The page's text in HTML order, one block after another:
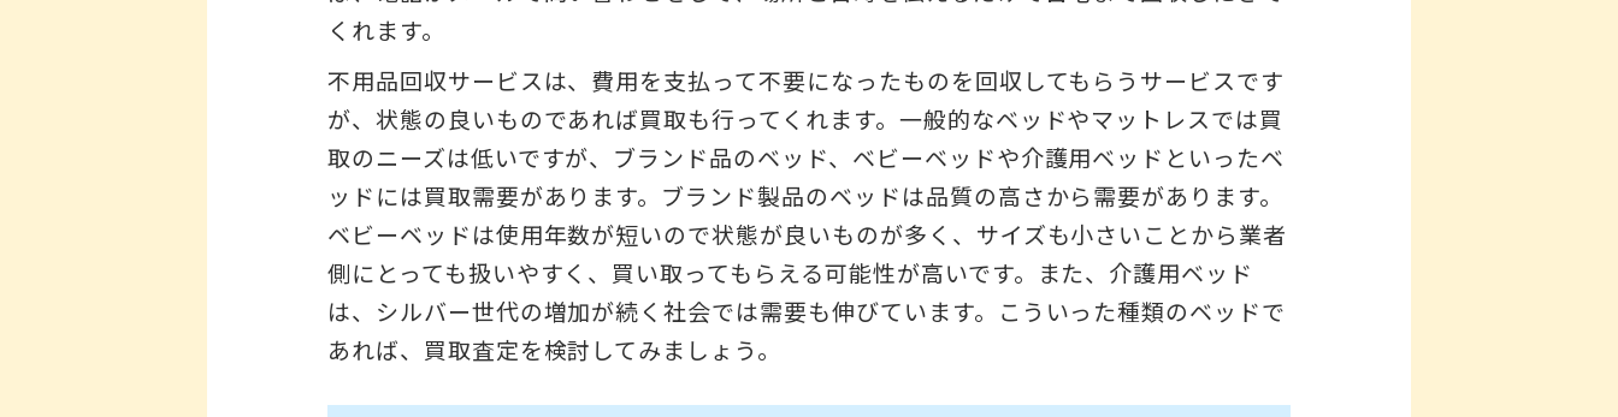
くれます。
不用品回収サービスは、費用を支払って不要になったものを回収してもらうサービスです
が、状態の良いものであれば買取も行ってくれます。一般的なベッドやマットレスでは買
取のニーズは低いですが、ブランド品のベッド、ベビーベッドや介護用ベッドといったベ
ッドには買取需要があります。ブランド製品のベッドは品質の高さから需要があります。
ベビーベッドは使用年数が短いので状態が良いものが多く、サイズも小さいことから業者
側にとっても扱いやすく、買い取ってもらえる可能性が高いです。また、介護用ベッド
は、シルバー世代の増加が続く社会では需要も伸びています。こういった種類のベッドで
あれば、買取査定を検討してみましょう。